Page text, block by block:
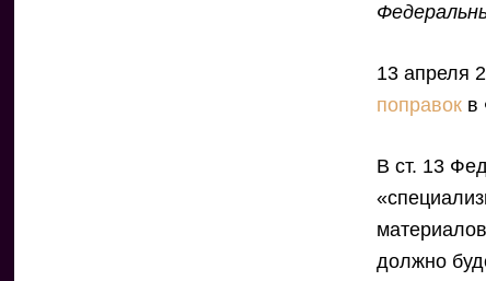
13 апреля
поправок в
В ст. 13
должно